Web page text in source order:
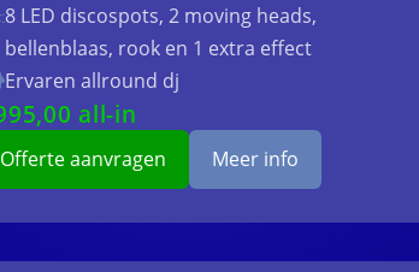
8 LED discospots, 2 moving heads,
bellenblaas, rook en 1 extra effect
Ervaren allround dj
,00 all-in
Offerte aanvragen Meer info